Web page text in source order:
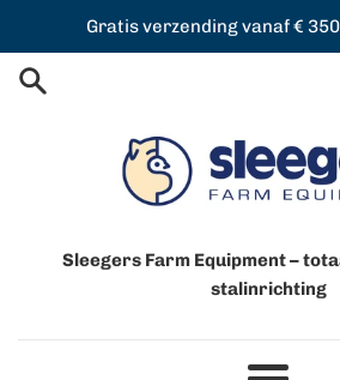
de
content
Gratis verzending vanaf €
Sleegers Farm Equipment –
stalinrichting